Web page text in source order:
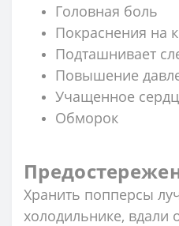
Головная боль
Покраснения на
Подташнивает
Повышение
Учащенное
Обморок
Хранить попперсы
холодильнике, вдали